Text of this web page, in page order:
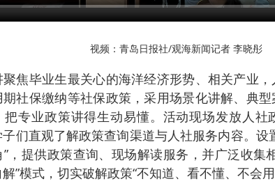
视频：青岛日报社/观海新闻记者 李晓彤
焦毕业生最关心的海洋经济形势、相关产业
社保缴纳等社保政策，采用场景化讲解、典
把专业政策讲得生动易懂。活动现场发放人社
们直观了解政策查询渠道与人社服务内容。设
，提供政策查询、现场解读服务，并广泛收集
”模式，切实破解政策“不知道、看不懂、不会用